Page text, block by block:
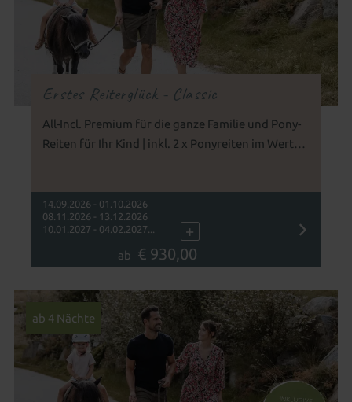
Erstes Reiterglück - Classic
All-Incl. Premium für die ganze Familie und Pony-
Reiten für Ihr Kind | inkl. 2 x Ponyreiten im Wert
14.09.2026 - 01.10.2026
08.11.2026 - 13.12.2026
10.01.2027 - 04.02.2027...
+
ab € 930,00
ab 4 Nächte